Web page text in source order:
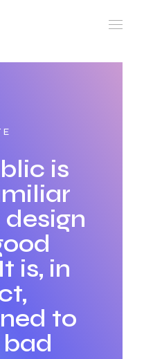
is
is, in
to